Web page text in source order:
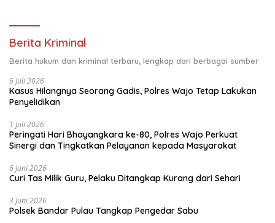
Berita Kriminal
Berita hukum dan kriminal terbaru, lengkap dari berbagai sumber
6 Juli 2026
Kasus Hilangnya Seorang Gadis, Polres Wajo Tetap Lakukan
Penyelidikan
1 Juli 2026
Peringati Hari Bhayangkara ke-80, Polres Wajo Perkuat
Sinergi dan Tingkatkan Pelayanan kepada Masyarakat
6 Juni 2026
Curi Tas Milik Guru, Pelaku Ditangkap Kurang dari Sehari
3 Juni 2026
Polsek Bandar Pulau Tangkap Pengedar Sabu